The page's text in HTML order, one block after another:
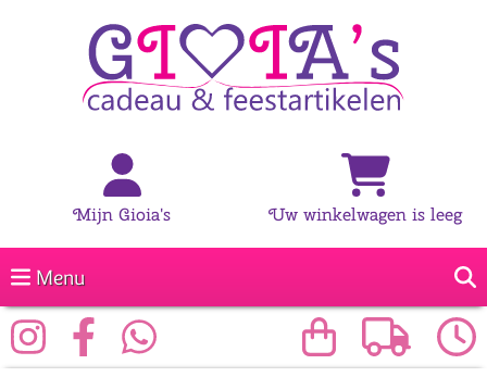
Mijn Gioia's Uw winkelwagen is leeg
Menu